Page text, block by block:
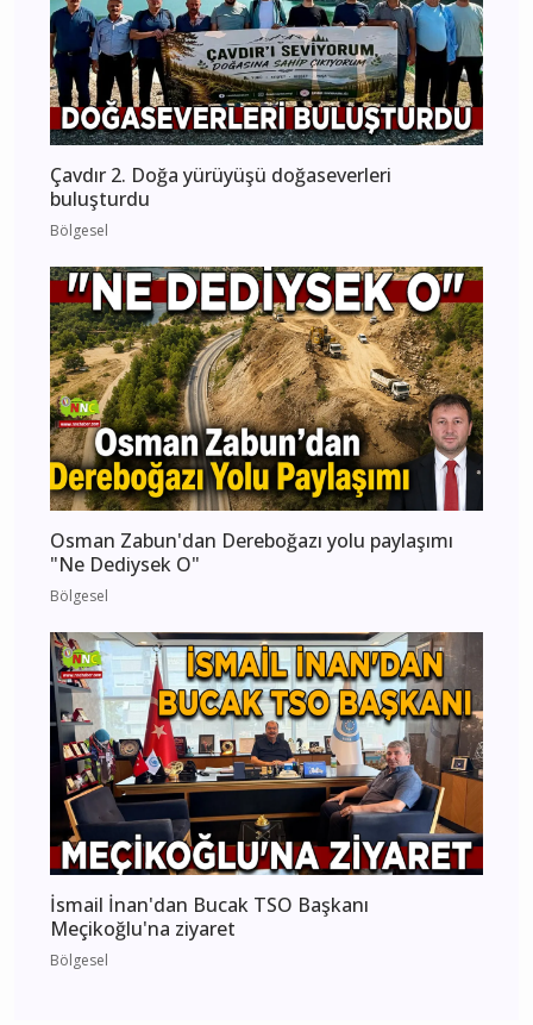
Çavdır 2. Doğa yürüyüşü doğaseverleri
buluşturdu
Bölgesel
Osman Zabun'dan Dereboğazı yolu paylaşımı
"Ne Dediysek O"
Bölgesel
İsmail İnan'dan Bucak TSO Başkanı
Meçikoğlu'na ziyaret
Bölgesel